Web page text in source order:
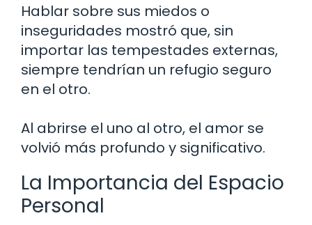
Hablar sobre sus miedos o
inseguridades mostró que, sin
importar las tempestades externas,
siempre tendrían un refugio seguro
en el otro.
Al abrirse el uno al otro, el amor se
volvió más profundo y significativo.
La Importancia del Espacio
Personal